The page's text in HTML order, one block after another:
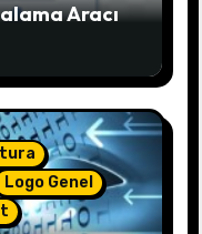
Aracı
Logo Genel